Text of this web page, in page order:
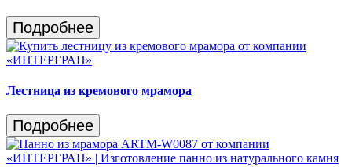
Подробнее
Лестница из кремового мрамора
Подробнее